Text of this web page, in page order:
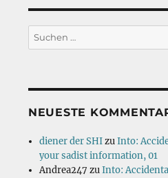
Suchen
nach:
NEUESTE
diener der SHIzuInto:
your sadist information, 01
Andrea247 zuInto: